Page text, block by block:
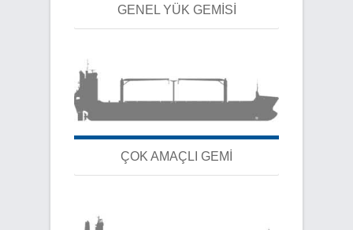
GENEL YÜK GEMİSİ
ÇOK AMAÇLI GEMİ